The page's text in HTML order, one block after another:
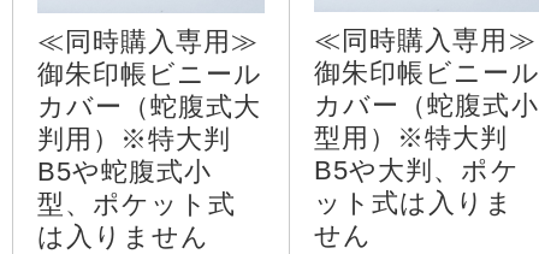
≪同時購入専用≫
御朱印帳ビニール
カバー（蛇腹式大
判用）※特大判
B5や蛇腹式小
型、ポケット式
は入りません
≪同時購入専用≫
御朱印帳ビニール
カバー（蛇腹式小
型用）※特大判
B5や大判、ポケ
ット式は入りま
せん